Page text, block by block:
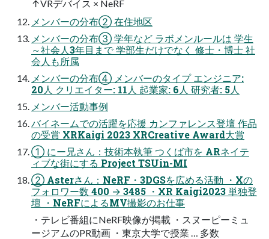
↑VRデバイス × NeRF
メンバーの分布② 在住地区
メンバーの分布③ 学年など ラボメンルールは 学生
～社会人3年目まで 学部生だけでなく 修士・博士 社
会人も所属
メンバーの分布④ メンバーのタイプ エンジニア:
20人 クリエイター: 11人 起業家: 6人 研究者: 5人
メンバー活動事例
バイネームでの活躍を応援 カンファレンス登壇 作品
の受賞 XRKaigi 2023 XRCreative Award大賞
① にー兄さん：技術本執筆 つくば市を ARネイテ
ィブな街にする Project TSUin-MI
② Asterさん：NeRF・3DGSを広める活動 ・Xの
フォロワー数 400 → 3485 ・XR Kaigi2023 単独登
壇 ・NeRFによるMV撮影のお仕事
・テレビ番組にNeRF映像が掲載 ・スヌーピーミュ
ージアムのPR動画 ・東京大学で授業 … 多数